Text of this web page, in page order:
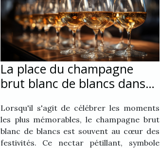
La place du champagne
brut blanc de blancs dans
Lorsqu'il s'agit de célébrer les moments
les plus mémorables, le champagne brut
blanc de blancs est souvent au cœur des
festivités. Ce nectar pétillant, symbole